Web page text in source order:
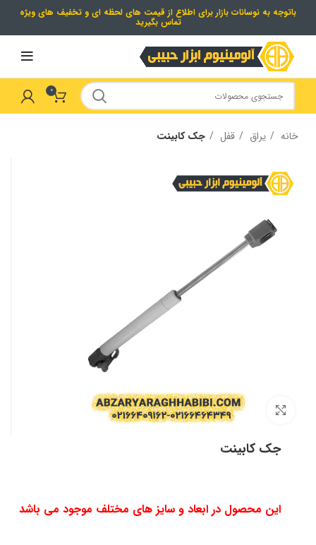
باتوجه به نوسانات بازار برای اطلاع از قیمت های لحظه ای و تخفیف های ویژه
تماس بگیرید
0
خانه یراق قفل جک کابینت
بزرگنمایی تصویر
جک کابینت
این محصول در ابعاد و سایز های مختلف موجود می باشد